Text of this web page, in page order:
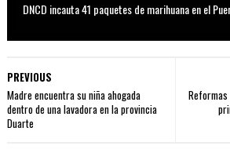
DNCD incauta 41 paquetes de marihuana en el
Reformas
PREVIOUS
Madre encuentra su niña ahogada
dentro de una lavadora en la provincia
Duarte